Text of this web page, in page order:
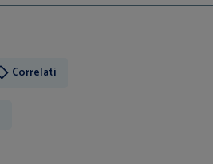
Correlati